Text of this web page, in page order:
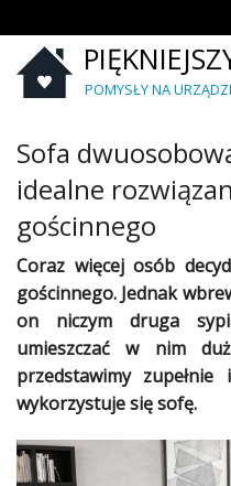
Aranżacje
wnętrz
Łazienka
Sypialnia
Salon
Zrób
to
sam
Ogród
Dekoracje
POMYSŁY NA
Sofa
idealne
gościnnego
Coraz więcej osób
gościnnego. Jednak
on niczym druga
umieszczać w nim
przedstawimy
wykorzystuje się sofę.